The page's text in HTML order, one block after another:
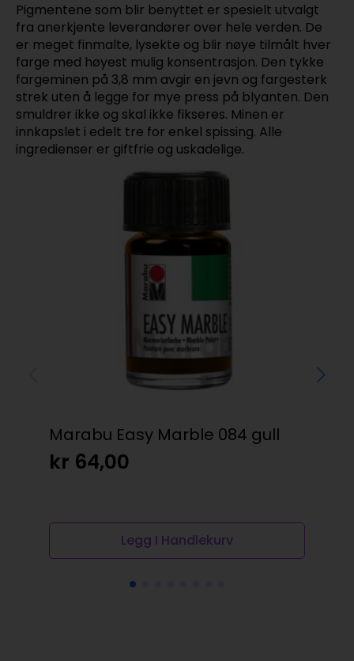
Pigmentene som blir benyttet er spesielt utvalgt
fra anerkjente leverandører over hele verden. De
er meget finmalte, lysekte og blir nøye tilmålt hver
farge med høyest mulig konsentrasjon. Den tykke
fargeminen på 3,8 mm avgir en jevn og fargesterk
strek uten å legge for mye press på blyanten. Den
smuldrer ikke og skal ikke fikseres. Minen er
innkapslet i edelt tre for enkel spissing. Alle
ingredienser er giftfrie og uskadelige.
Marabu Easy Marble 084 gull
kr 64,00
Legg I Handlekurv